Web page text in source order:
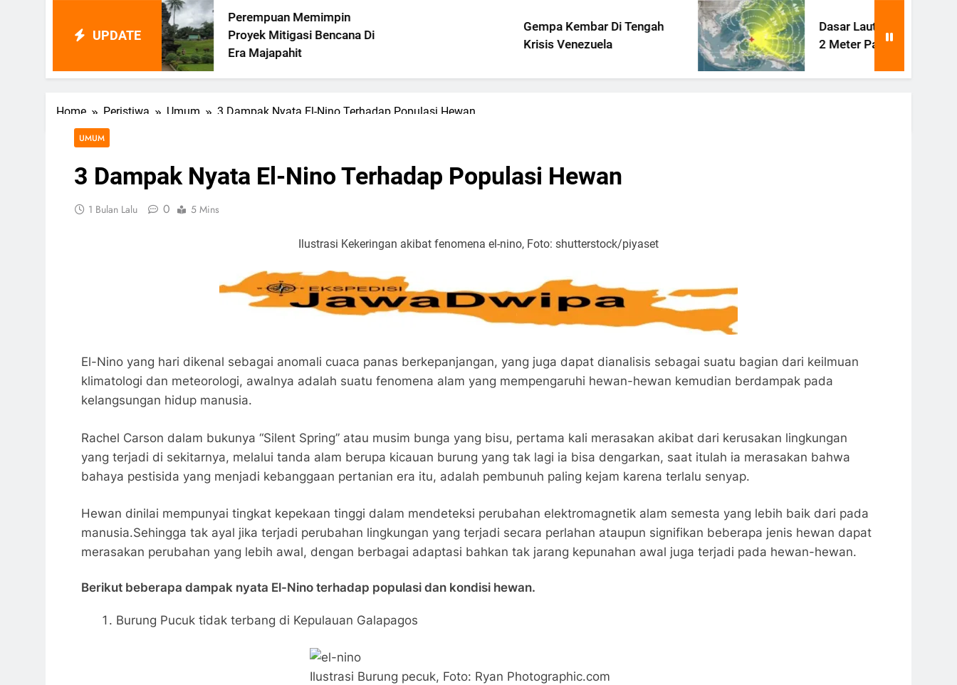
UPDATE
Perempuan Memimpin
Proyek Mitigasi Bencana Di
Era Majapahit
Gempa Kembar Di Tengah
Krisis Venezuela
Dasar Laut Filipina Terangkat
2 Meter Pasca Gempa Besar
Home Peristiwa Umum 3 Dampak Nyata El-Nino Terhadap Populasi Hewan
UMUM
3 Dampak Nyata El-Nino Terhadap Populasi Hewan
1 Bulan Lalu 0 5 Mins
Ilustrasi Kekeringan akibat fenomena el-nino, Foto: shutterstock/piyaset
El-Nino yang hari dikenal sebagai anomali cuaca panas berkepanjangan, yang juga dapat dianalisis sebagai suatu bagian dari keilmuan
klimatologi dan meteorologi, awalnya adalah suatu fenomena alam yang mempengaruhi hewan-hewan kemudian berdampak pada
kelangsungan hidup manusia.
Rachel Carson dalam bukunya “Silent Spring” atau musim bunga yang bisu, pertama kali merasakan akibat dari kerusakan lingkungan
yang terjadi di sekitarnya, melalui tanda alam berupa kicauan burung yang tak lagi ia bisa dengarkan, saat itulah ia merasakan bahwa
bahaya pestisida yang menjadi kebanggaan pertanian era itu, adalah pembunuh paling kejam karena terlalu senyap.
Hewan dinilai mempunyai tingkat kepekaan tinggi dalam mendeteksi perubahan elektromagnetik alam semesta yang lebih baik dari pada
manusia.Sehingga tak ayal jika terjadi perubahan lingkungan yang terjadi secara perlahan ataupun signifikan beberapa jenis hewan dapat
merasakan perubahan yang lebih awal, dengan berbagai adaptasi bahkan tak jarang kepunahan awal juga terjadi pada hewan-hewan.
Berikut beberapa dampak nyata El-Nino terhadap populasi dan kondisi hewan.
Burung Pucuk tidak terbang di Kepulauan Galapagos
Ilustrasi Burung pecuk, Foto: Ryan Photographic.com